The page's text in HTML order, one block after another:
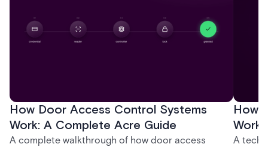
How Door Access Control Systems
Work: A Complete Acre Guide
A complete walkthrough of how door access
How
A